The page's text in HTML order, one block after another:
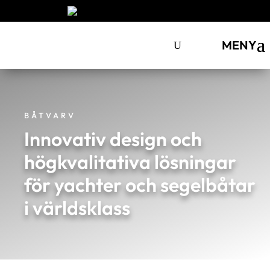
MENY
BÅTVARV
Innovativ design och
högkvalitativa lösningar
för yachter och segelbåtar
i världsklass